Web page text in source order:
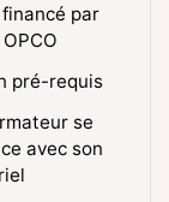
financé par
pré-requis
se
avec son